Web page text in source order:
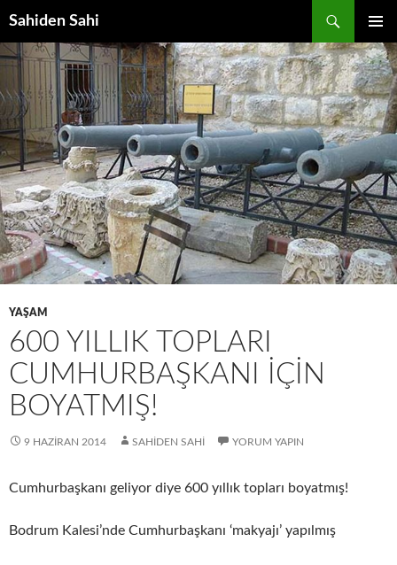
Sahiden Sahi
MENÜ
ATLA
YAŞAM
600 YILLIK TOPLARI
CUMHURBAŞKANI IÇIN
BOYATMIŞ!
9 HAZIRAN 2014 SAHIDEN SAHI YORUM YAPIN
Cumhurbaşkanı geliyor diye 600 yıllık topları boyatmış!
Bodrum Kalesi’nde Cumhurbaşkanı ‘makyajı’ yapılmış